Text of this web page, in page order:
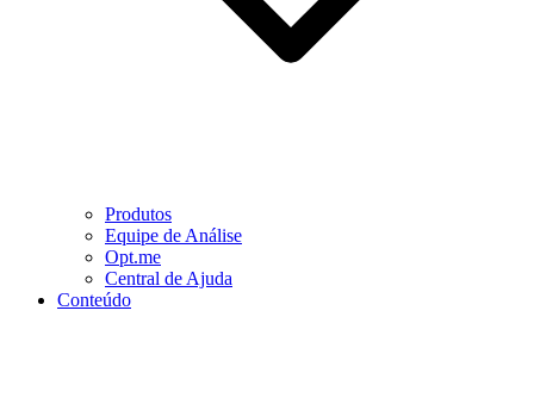
Produtos
Equipe de Análise
Opt.me
Central de Ajuda
Conteúdo